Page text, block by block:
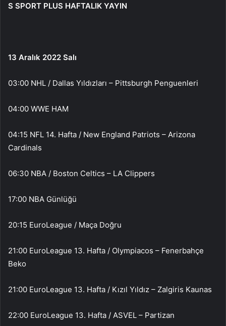
S SPORT PLUS HAFTALIK YAYIN
13 Aralık 2022 Salı
03:00 NHL / Dallas Yıldızları – Pittsburgh Penguenleri
04:00 WWE HAM
04:15 NFL 14. Hafta / New England Patriots – Arizona
Cardinals
06:30 NBA / Boston Celtics – LA Clippers
17:00 NBA Günlüğü
20:15 EuroLeague / Maça Doğru
21:00 EuroLeague 13. Hafta / Olympiacos – Fenerbahçe
Beko
21:00 EuroLeague 13. Hafta / Kızıl Yıldız – Zalgiris Kaunas
22:00 EuroLeague 13. Hafta / ASVEL – Partizan